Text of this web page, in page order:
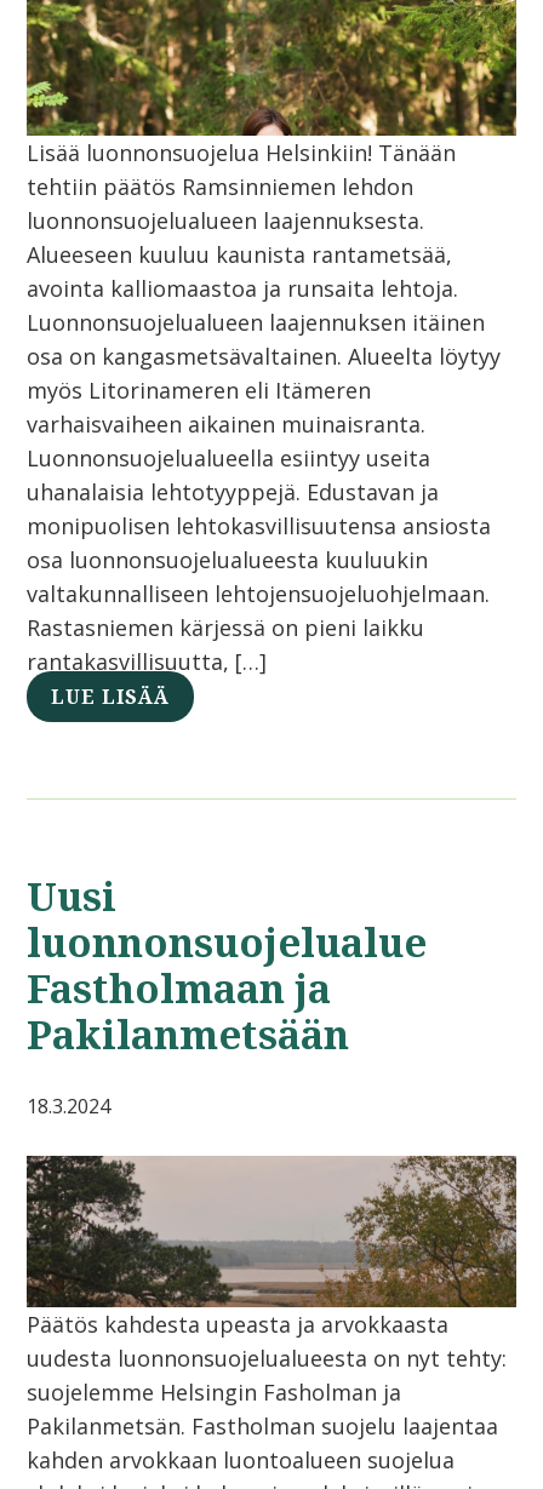
Lisää luonnonsuojelua Helsinkiin! Tänään
tehtiin päätös Ramsinniemen lehdon
luonnonsuojelualueen laajennuksesta.
Alueeseen kuuluu kaunista rantametsää,
avointa kalliomaastoa ja runsaita lehtoja.
Luonnonsuojelualueen laajennuksen itäinen
osa on kangasmetsävaltainen. Alueelta löytyy
myös Litorinameren eli Itämeren
varhaisvaiheen aikainen muinaisranta.
Luonnonsuojelualueella esiintyy useita
uhanalaisia lehtotyyppejä. Edustavan ja
monipuolisen lehtokasvillisuutensa ansiosta
osa luonnonsuojelualueesta kuuluukin
valtakunnalliseen lehtojensuojeluohjelmaan.
Rastasniemen kärjessä on pieni laikku
rantakasvillisuutta, […]
LUE LISÄÄ
Uusi
luonnonsuojelualue
Fastholmaan ja
Pakilanmetsään
18.3.2024
Päätös kahdesta upeasta ja arvokkaasta
uudesta luonnonsuojelualueesta on nyt tehty:
suojelemme Helsingin Fasholman ja
Pakilanmetsän. Fastholman suojelu laajentaa
kahden arvokkaan luontoalueen suojelua